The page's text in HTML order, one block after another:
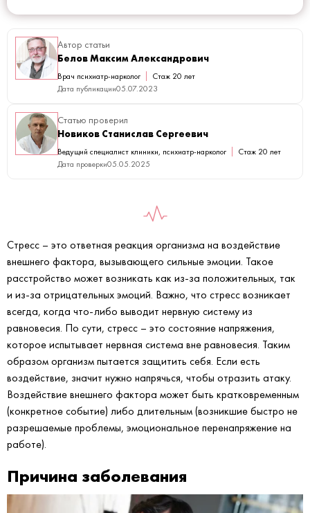
Автор статьи
Белов Максим Александрович
Врач психиатр-нарколог
Стаж 20 лет
Дата публикации05.07.2023
Статью проверил
Новиков Станислав Сергеевич
Ведущий специалист клиники, психиатр-нарколог
Стаж 20 лет
Дата проверки05.05.2025
Стресс – это ответная реакция организма на воздействие
внешнего фактора, вызывающего сильные эмоции. Такое
расстройство может возникать как из-за положительных, так
и из-за отрицательных эмоций. Важно, что стресс возникает
всегда, когда что-либо выводит нервную систему из
равновесия. По сути, стресс – это состояние напряжения,
которое испытывает нервная система вне равновесия. Таким
образом организм пытается защитить себя. Если есть
воздействие, значит нужно напрячься, чтобы отразить атаку.
Воздействие внешнего фактора может быть кратковременным
(конкретное событие) либо длительным (возникшие быстро не
разрешаемые проблемы, эмоциональное перенапряжение на
работе).
Причина заболевания